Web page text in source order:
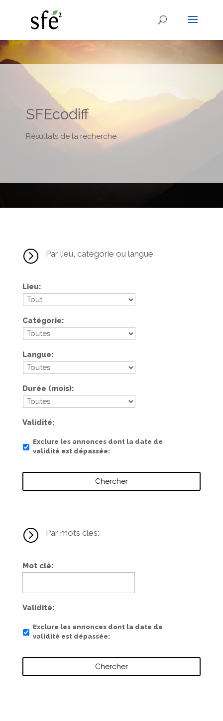
SFEcodiff
Résultats de la recherche
= Par lieu, catégorie ou langue
Lieu
Catégorie
Langue
Durée (mois)
Validité
Exclure les annonces dont la date de
validité est dépassée
= Par mots clés:
Mot clé
Validité
Exclure les annonces dont la date de
validité est dépassée